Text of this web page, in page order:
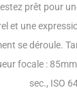
prêt pour
et une
se déroule.
focale :
sec., ISO